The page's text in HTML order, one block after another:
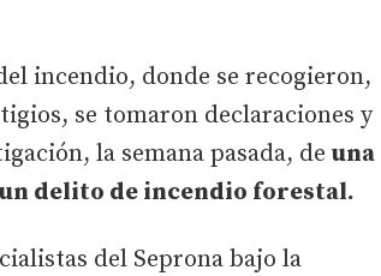
incendio, donde se recogieron,
se tomaron declaraciones y
la semana pasada, de una
delito de incendio forestal.
del Seprona bajo la